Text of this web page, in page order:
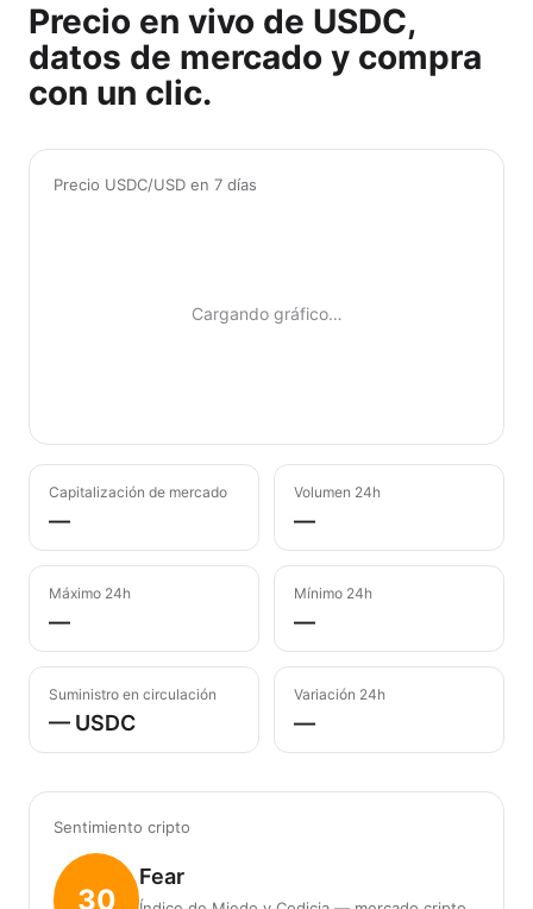
Precio en vivo de USDC,
datos de mercado y compra
con un clic.
Precio USDC/USD en 7 días
Cargando gráfico…
Capitalización de mercado
—
Volumen 24h
—
Máximo 24h
—
Mínimo 24h
—
Suministro en circulación
— USDC
Variación 24h
—
Sentimiento cripto
30
Fear